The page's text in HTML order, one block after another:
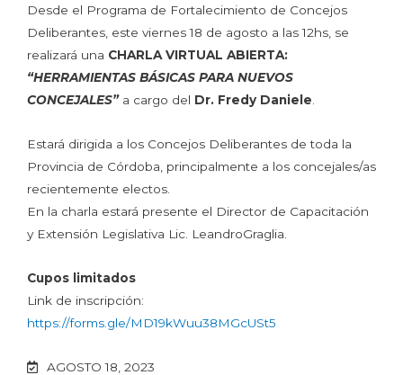
Desde el Programa de Fortalecimiento de Concejos
Deliberantes, este viernes 18 de agosto a las 12hs, se
realizará una CHARLA VIRTUAL ABIERTA:
“HERRAMIENTAS BÁSICAS PARA NUEVOS
CONCEJALES”a cargo del Dr. Fredy Daniele
Estará dirigida a los Concejos Deliberantes de toda la
Provincia de Córdoba, principalmente a los concejales/as
recientemente electos.
En la charla estará presente el Director de Capacitación
y Extensión Legislativa Lic. LeandroGraglia.
Cupos limitados
Link de inscripción:
https://forms.gle/MD19kWuu38MGcUSt5
AGOSTO 18, 2023